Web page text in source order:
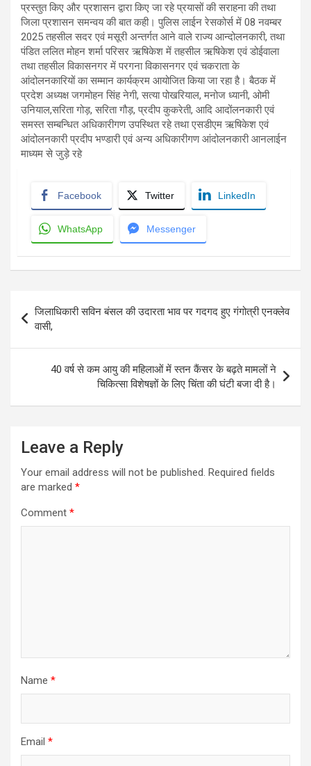
प्रस्तुत किए और प्रशासन द्वारा किए जा रहे प्रयासों की सराहना की तथा
जिला प्रशासन समन्वय की बात कही। पुलिस लाईन रेसकोर्स में 08 नवम्बर
2025 तहसील सदर एवं मसूरी अन्तर्गत आने वाले राज्य आन्दोलनकारी, तथा
पंडित ललित मोहन शर्मा परिसर ऋषिकेश में तहसील ऋषिकेश एवं डोईवाला
तथा तहसील विकासनगर में परगना विकासनगर एवं चकराता के
आंदोलनकारियों का सम्मान कार्यक्रम आयोजित किया जा रहा है। बैठक में
प्रदेश अध्यक्ष जगमोहन सिंह नेगी, सत्या पोखरियाल, मनोज ध्यानी, ओमी
उनियाल,सरिता गोड़, सरिता गौड़, प्रदीप कुकरेती, आदि आदोंलनकारी एवं
समस्त सम्बन्धित अधिकारीगण उपस्थित रहे तथा एसडीएम ऋषिकेश एवं
आंदोलनकारी प्रदीप भण्डारी एवं अन्य अधिकारीगण आंदोलनकारी आनलाईन
माध्यम से जुड़े रहे
Facebook Twitter LinkedIn
WhatsApp Messenger
navigation
जिलाधिकारी सविन बंसल की उदारता भाव पर गदगद हुए गंगोत्री एनक्लेव
वासी,
40 वर्ष से कम आयु की महिलाओं में स्तन कैंसर के बढ़ते मामलों ने
चिकित्सा विशेषज्ञों के लिए चिंता की घंटी बजा दी है।
Leave a Reply
Your email address will not be published. Required fields
are marked *
Comment *
Name *
Email *